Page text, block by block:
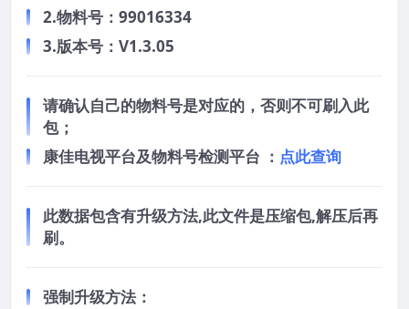
2.物料号：99016334
3.版本号：V1.3.05
请确认自己的物料号是对应的，否则不可刷入此
包；
康佳电视平台及物料号检测平台 ： 点此查询
此数据包含有升级方法,此文件是压缩包,解压后再
刷。
强制升级方法：